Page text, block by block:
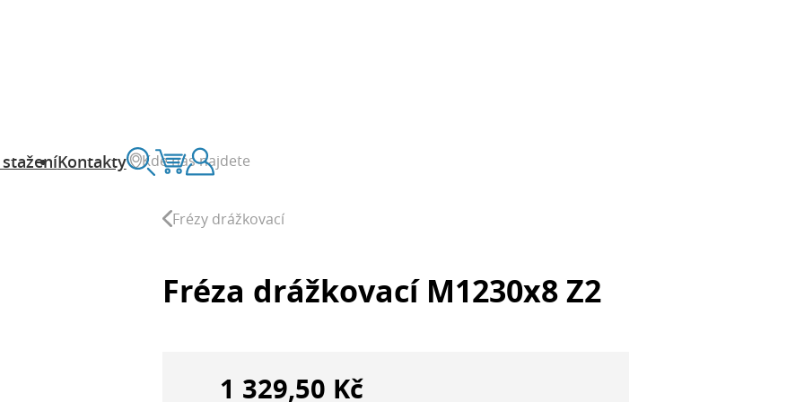
Kde nás najdete
Vyhledávání
KošíkZákaznický účet
staženíKontakty
Frézy drážkovací
Fréza drážkovací M1230x8 Z2
1 329,50 Kč